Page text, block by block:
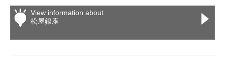
View information about
松屋銀座